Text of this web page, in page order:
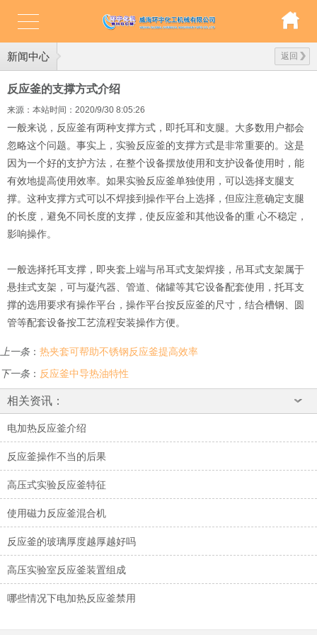
新闻中心 返回
反应釜的支撑方式介绍
来源：本站时间：2020/9/30 8:05:26
一般来说，反应釜有两种支撑方式，即托耳和支腿。大多数用户都会
忽略这个问题。事实上，实验反应釜的支撑方式是非常重要的。这是
因为一个好的支护方法，在整个设备摆放使用和支护设备使用时，能
有效地提高使用效率。如果实验反应釜单独使用，可以选择支腿支
撑。这种支撑方式可以不焊接到操作平台上选择，但应注意确定支腿
的长度，避免不同长度的支撑，使反应釜和其他设备的重 心不稳定，
影响操作。
一般选择托耳支撑，即夹套上端与吊耳式支架焊接，吊耳式支架属于
悬挂式支架，可与凝汽器、管道、储罐等其它设备配套使用，托耳支
撑的选用要求有操作平台，操作平台按反应釜的尺寸，结合槽钢、圆
管等配套设备按工艺流程安装操作方便。
上一条： 热夹套可帮助不锈钢反应釜提高效率
下一条： 反应釜中导热油特性
相关资讯：
电加热反应釜介绍
反应釜操作不当的后果
高压式实验反应釜特征
使用磁力反应釜混合机
反应釜的玻璃厚度越厚越好吗
高压实验室反应釜装置组成
哪些情况下电加热反应釜禁用